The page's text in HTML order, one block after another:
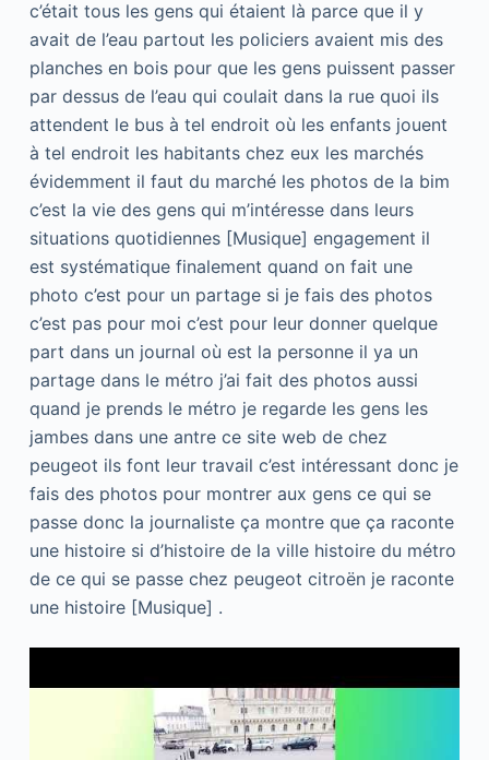
c’était tous les gens qui étaient là parce que il y
avait de l’eau partout les policiers avaient mis des
planches en bois pour que les gens puissent passer
par dessus de l’eau qui coulait dans la rue quoi ils
attendent le bus à tel endroit où les enfants jouent
à tel endroit les habitants chez eux les marchés
évidemment il faut du marché les photos de la bim
c’est la vie des gens qui m’intéresse dans leurs
situations quotidiennes [Musique] engagement il
est systématique finalement quand on fait une
photo c’est pour un partage si je fais des photos
c’est pas pour moi c’est pour leur donner quelque
part dans un journal où est la personne il ya un
partage dans le métro j’ai fait des photos aussi
quand je prends le métro je regarde les gens les
jambes dans une antre ce site web de chez
peugeot ils font leur travail c’est intéressant donc je
fais des photos pour montrer aux gens ce qui se
passe donc la journaliste ça montre que ça raconte
une histoire si d’histoire de la ville histoire du métro
de ce qui se passe chez peugeot citroën je raconte
une histoire [Musique] .